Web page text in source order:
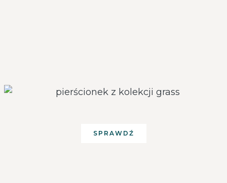
SPRAWDŹ